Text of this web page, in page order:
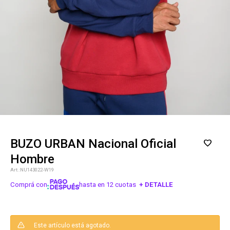
BUZO URBAN Nacional Oficial
Hombre
NU143022-W19
Comprá con hasta en 12 cuotas + DETALLE
Este artículo está agotado.